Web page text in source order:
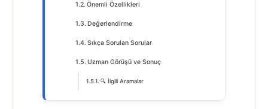
Önemli Özellikleri
Değerlendirme
Sıkça Sorulan Sorular
Uzman Görüşü ve Sonuç
🔍 İlgili Aramalar